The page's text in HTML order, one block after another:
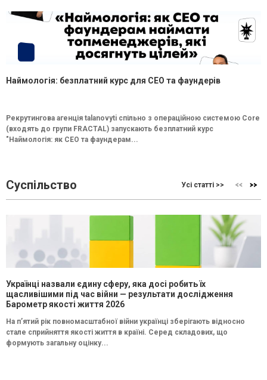
Наймологія: безплатний курс для CEO та фаундерів
Рекрутингова агенція talanovyti спільно з операційною системою Core
(входять до групи FRACTAL) запускають безплатний курс
"Наймологія: як СEO та фаундерам...
Суспільство Усі статті >>
Українці назвали єдину сферу, яка досі робить їх
щасливішими під час війни — результати дослідження
Барометр якості життя 2026
На п’ятий рік повномасштабної війни українці зберігають відносно
стале сприйняття якості життя в країні. Серед складових, що
формують загальну оцінку...